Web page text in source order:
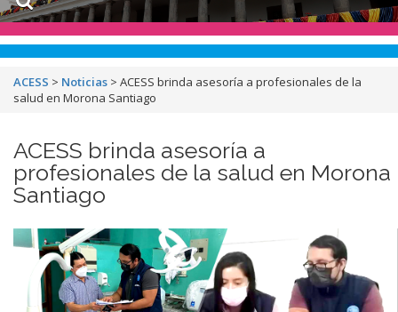
ACESS > Noticias > ACESS brinda asesoría a profesionales de la
salud en Morona Santiago
ACESS brinda asesoría a
profesionales de la salud en Morona
Santiago